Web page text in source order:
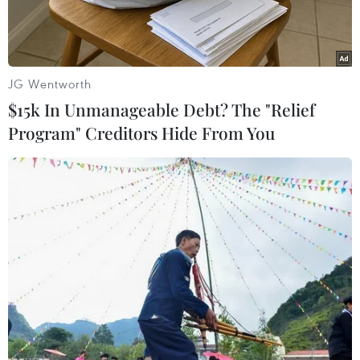
phần lớn đến từ Anh, Đức, Italy, Pháp, Mỹ, Brazil,
Australia...
Hiện lực lượng phi công quốc tịch nước ngoài của Bamboo
Airways phần lớn đến từ Anh, Đức, Italy, Pháp, Mỹ, Brazil,
Australia… (Ảnh: CTV/Vietnam+)
JG Wentworth
$15k In Unmanageable Debt? The "Relief
Program" Creditors Hide From You